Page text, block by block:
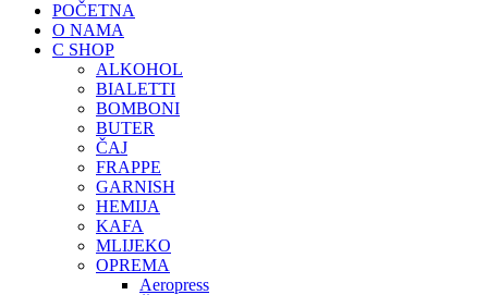
POČETNA
O NAMA
C SHOP
ALKOHOL
BIALETTI
BOMBONI
BUTER
ČAJ
FRAPPE
GARNISH
HEMIJA
KAFA
MLIJEKO
OPREMA
Aeropress